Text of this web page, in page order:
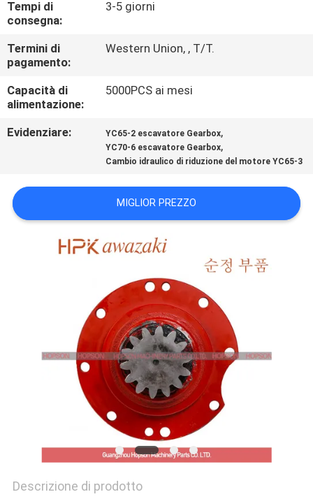
DI
QUALITÀ
CONTATTACI
NOTIZIA
CASI
SITEMAP
Tempi di
consegna:
3-5 giorni
Termini di
pagamento:
Western Union, , T/T.
Capacità di
alimentazione:
5000PCS ai mesi
Evidenziare: YC65-2 escavatore Gearbox,
YC70-6 escavatore Gearbox,
Cambio idraulico di riduzione del motore YC65-3
MIGLIOR PREZZO
Descrizione di prodotto